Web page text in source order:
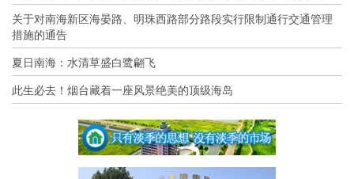
关于对南海新区海晏路、明珠西路部分路段实行限制通行交通管理
措施的通告
夏日南海：水清草盛白鹭翩飞
此生必去！烟台藏着一座风景绝美的顶级海岛